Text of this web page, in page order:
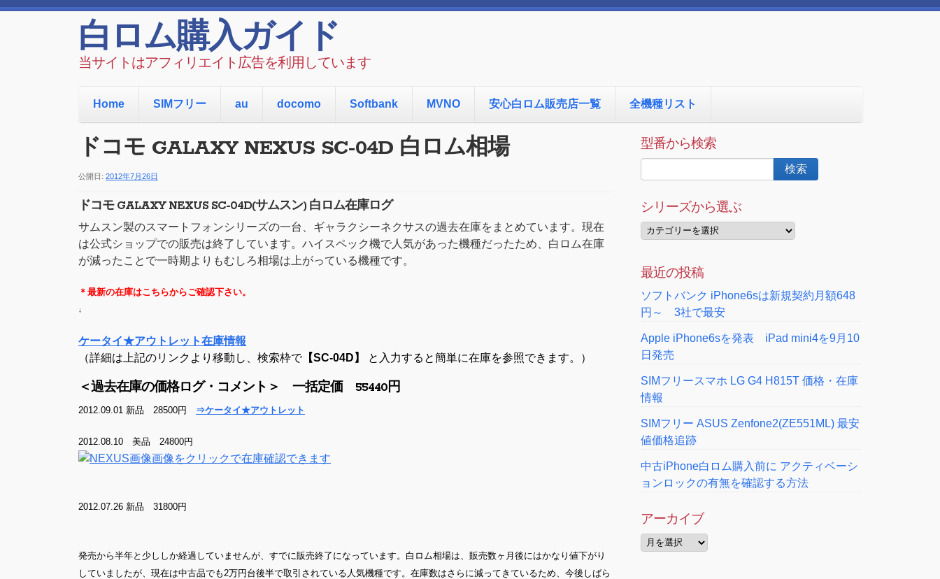
白ロム購入ガイド
当サイトはアフィリエイト広告を利用しています
Home SIMフリー au docomo Softbank MVNO 安心白ロム販売店一覧 全機種リスト
ドコモ GALAXY NEXUS SC-04D 白ロム相場
公開日: 2012年7月26日
ドコモ GALAXY NEXUS SC-04D(サムスン) 白ロム在庫ログ
サムスン製のスマートフォンシリーズの一台、ギャラクシーネクサスの過去在庫をまとめています。現在
は公式ショップでの販売は終了しています。ハイスペック機で人気があった機種だったため、白ロム在庫
が減ったことで一時期よりもむしろ相場は上がっている機種です。
＊最新の在庫はこちらからご確認下さい。
↓
ケータイ★アウトレット在庫情報
（詳細は上記のリンクより移動し、検索枠で【SC-04D】 と入力すると簡単に在庫を参照できます。）
＜過去在庫の価格ログ・コメント＞ 一括定価 55440円
2012.09.01 新品 28500円 ⇒ケータイ★アウトレット
2012.08.10 美品 24800円
画像をクリックで在庫確認できます
2012.07.26 新品 31800円
発売から半年と少ししか経過していませんが、すでに販売終了になっています。白ロム相場は、販売数ヶ月後にはかなり値下がり
していましたが、現在は中古品でも2万円台後半で取引されている人気機種です。在庫数はさらに減ってきているため、今後しばら
型番から検索
シリーズから選ぶ
最近の投稿
ソフトバンク iPhone6sは新規契約月額648
円～ 3社で最安
Apple iPhone6sを発表 iPad mini4を9月10
日発売
SIMフリースマホ LG G4 H815T 価格・在庫
情報
SIMフリー ASUS Zenfone2(ZE551ML) 最安
値価格追跡
中古iPhone白ロム購入前に アクティベーシ
ョンロックの有無を確認する方法
アーカイブ